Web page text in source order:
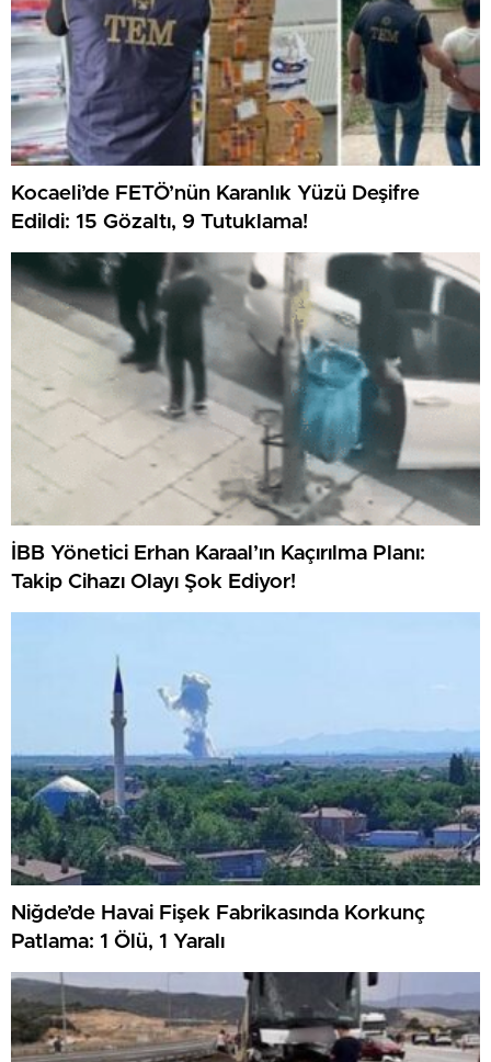
Kocaeli’de FETÖ’nün Karanlık Yüzü Deşifre
Edildi: 15 Gözaltı, 9 Tutuklama!
İBB Yönetici Erhan Karaal’ın Kaçırılma Planı:
Takip Cihazı Olayı Şok Ediyor!
Niğde’de Havai Fişek Fabrikasında Korkunç
Patlama: 1 Ölü, 1 Yaralı